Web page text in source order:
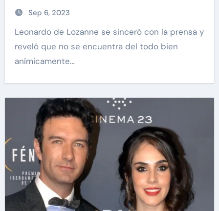
ECHEVERRÍA
Sep 6, 2023
Leonardo de Lozanne se sinceró con la prensa y
reveló que no se encuentra del todo bien
anímicamente…